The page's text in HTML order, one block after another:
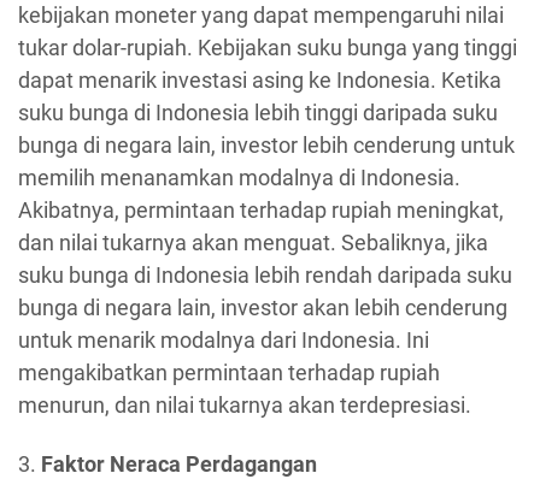
kebijakan moneter yang dapat mempengaruhi nilai
tukar dolar-rupiah. Kebijakan suku bunga yang tinggi
dapat menarik investasi asing ke Indonesia. Ketika
suku bunga di Indonesia lebih tinggi daripada suku
bunga di negara lain, investor lebih cenderung untuk
memilih menanamkan modalnya di Indonesia.
Akibatnya, permintaan terhadap rupiah meningkat,
dan nilai tukarnya akan menguat. Sebaliknya, jika
suku bunga di Indonesia lebih rendah daripada suku
bunga di negara lain, investor akan lebih cenderung
untuk menarik modalnya dari Indonesia. Ini
mengakibatkan permintaan terhadap rupiah
menurun, dan nilai tukarnya akan terdepresiasi.
3. Faktor Neraca Perdagangan